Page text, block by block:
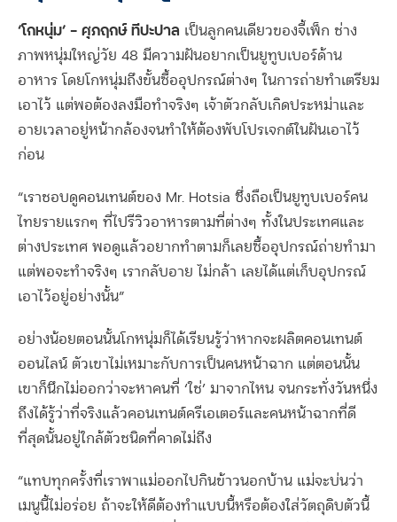
‘โกหนุ่ม’ – ศุภฤกษ์ ทีปะปาล เป็นลูกคนเดียวของจี้เพ็ก ช่าง
ภาพหนุ่มใหญ่วัย 48 มีความฝันอยากเป็นยูทูบเบอร์ด้าน
อาหาร โดยโกหนุ่มถึงขั้นซื้ออุปกรณ์ต่างๆ ในการถ่ายทำเตรียม
เอาไว้ แต่พอต้องลงมือทำจริงๆ เจ้าตัวกลับเกิดประหม่าและ
อายเวลาอยู่หน้ากล้องจนทำให้ต้องพับโปรเจกต์ในฝันเอาไว้
ก่อน
“เราชอบดูคอนเทนต์ของ Mr. Hotsia ซึ่งถือเป็นยูทูบเบอร์คน
ไทยรายแรกๆ ที่ไปรีวิวอาหารตามที่ต่างๆ ทั้งในประเทศและ
ต่างประเทศ พอดูแล้วอยากทำตามก็เลยซื้ออุปกรณ์ถ่ายทำมา
แต่พอจะทำจริงๆ เรากลับอาย ไม่กล้า เลยได้แต่เก็บอุปกรณ์
เอาไว้อยู่อย่างนั้น”
อย่างน้อยตอนนั้นโกหนุ่มก็ได้เรียนรู้ว่าหากจะผลิตคอนเทนต์
ออนไลน์ ตัวเขาไม่เหมาะกับการเป็นคนหน้าฉาก แต่ตอนนั้น
เขาก็นึกไม่ออกว่าจะหาคนที่ ‘ใช่’ มาจากไหน จนกระทั่งวันหนึ่ง
ถึงได้รู้ว่าที่จริงแล้วคอนเทนต์ครีเอเตอร์และคนหน้าฉากที่ดี
ที่สุดนั้นอยู่ใกล้ตัวชนิดที่คาดไม่ถึง
“แทบทุกครั้งที่เราพาแม่ออกไปกินข้าวนอกบ้าน แม่จะบ่นว่า
เมนูนี้ไม่อร่อย ถ้าจะให้ดีต้องทำแบบนี้หรือต้องใส่วัตถุดิบตัวนี้